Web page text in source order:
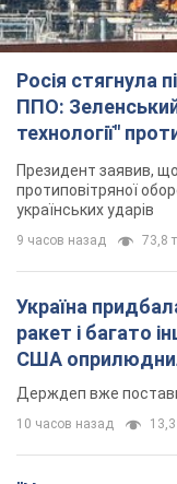
Росія стягнула
ППО:
технології"
Президент заявив,
протиповітряної
українських ударів
9 часов назад 73,8
Україна
ракет і багато
США
Держдеп вже
10 часов назад 13,3